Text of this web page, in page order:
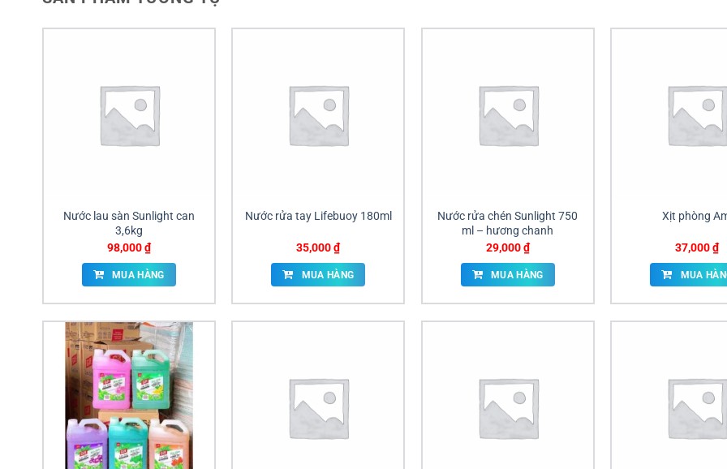
Nước lau sàn Sunlight can
3,6kg
98,000₫
MUA HÀNG
Nước rửa tay Lifebuoy 180ml
35,000₫
MUA HÀNG
Nước rửa chén Sunlight 750
ml – hương chanh
29,000₫
MUA HÀNG
Xịt phòng
37,000₫
MUA